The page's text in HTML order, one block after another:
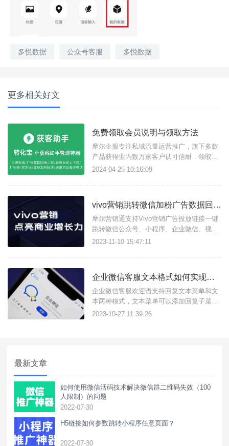
多悦数据 公众号客服 多悦数据
更多相关好文
免费领取会员说明与领取方法
摩尔企服专注私域流量运营推广，旗下多款
产品获得业内数万家客户认可信耐，领取7
天免费使用会员方法如下：
2024-04-25 10:16:09
vivo营销跳转微信加粉广告数据回传教程
摩尔营销通支持Vivo营销广告投放链接一键
跳转微信公众号、小程序、企业微信、视频
号、个人微信等加粉引流，并且实现广告数
2023-11-10 15:47:11
企业微信客服文本格式如何实现点击关注公众号或跳转小程序？
企业微信客服欢迎语支持回复文本菜单和文
本两种模式，文本菜单可以添加回复子菜
单、链接、小程序等3种模式；那么文本菜
2023-10-27 11:39:26
最新文章
如何使用微信活码技术解决微信群二维码失效（100
人限制）的问题
2022-07-30
H5链接如何参数跳转小程序任意页面？
2022-07-30